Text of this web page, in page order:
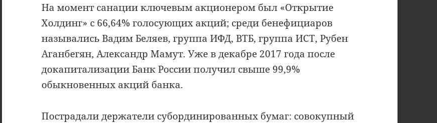
На момент санации ключевым акционером был «Открытие
Холдинг» с 66,64% голосующих акций; среди бенефициаров
назывались Вадим Беляев, группа ИФД, ВТБ, группа ИСТ, Рубен
Аганбегян, Александр Мамут. Уже в декабре 2017 года после
докапитализации Банк России получил свыше 99,9%
обыкновенных акций банка.
Пострадали держатели субординированных бумаг: совокупный